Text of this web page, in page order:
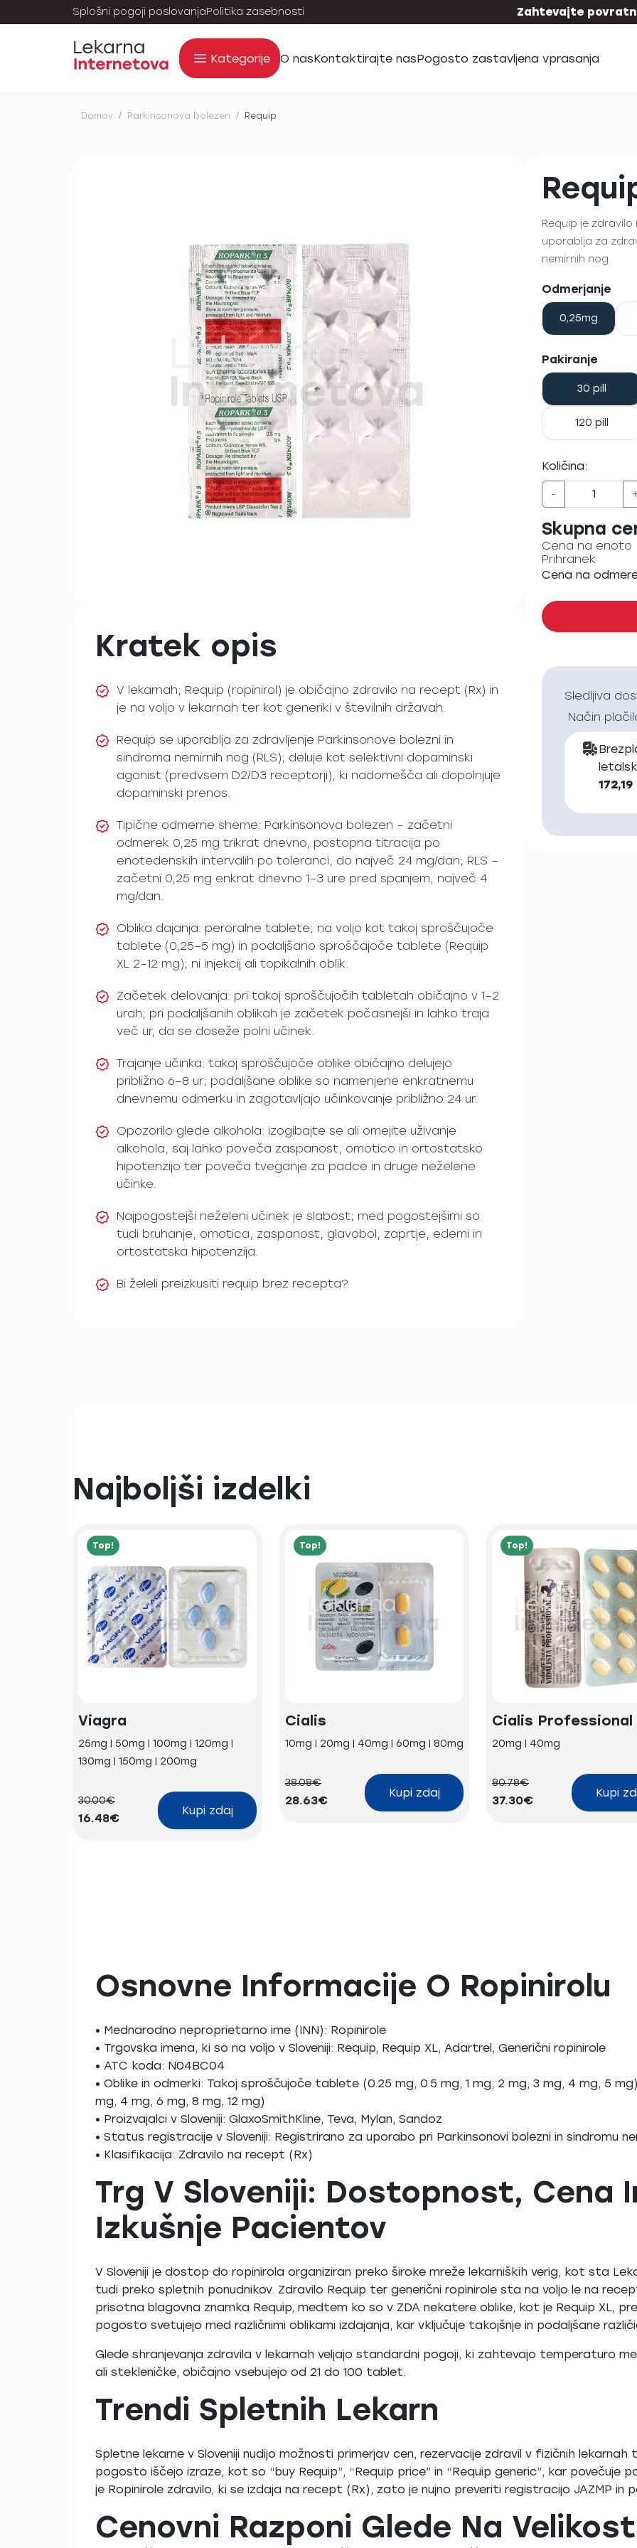
Splošni pogoji poslovanjaPolitika zasebnosti Zahtevajte
Kategorije O nasKontaktirajte nasPogosto zastavljena vprasanja
Domov / Parkinsonova bolezen / Requip
Kratek opis
V lekarnah; Requip (ropinirol) je običajno zdravilo na recept (Rx) in
je na voljo v lekarnah ter kot generiki v številnih državah.
Requip se uporablja za zdravljenje Parkinsonove bolezni in
sindroma nemirnih nog (RLS); deluje kot selektivni dopaminski
agonist (predvsem D2/D3 receptorji), ki nadomešča ali dopolnjuje
dopaminski prenos.
Tipične odmerne sheme: Parkinsonova bolezen – začetni
odmerek 0,25 mg trikrat dnevno, postopna titracija po
enotedenskih intervalih po toleranci, do največ 24 mg/dan; RLS –
začetni 0,25 mg enkrat dnevno 1–3 ure pred spanjem, največ 4
mg/dan.
Oblika dajanja: peroralne tablete; na voljo kot takoj sproščujoče
tablete (0,25–5 mg) in podaljšano sproščajoče tablete (Requip
XL 2–12 mg); ni injekcij ali topikalnih oblik.
Začetek delovanja: pri takoj sproščujočih tabletah običajno v 1–2
urah; pri podaljšanih oblikah je začetek počasnejši in lahko traja
več ur, da se doseže polni učinek.
Trajanje učinka: takoj sproščujoče oblike običajno delujejo
približno 6–8 ur; podaljšane oblike so namenjene enkratnemu
dnevnemu odmerku in zagotavljajo učinkovanje približno 24 ur.
Opozorilo glede alkohola: izogibajte se ali omejite uživanje
alkohola, saj lahko poveča zaspanost, omotico in ortostatsko
hipotenzijo ter poveča tveganje za padce in druge neželene
učinke.
Najpogostejši neželeni učinek je slabost; med pogostejšimi so
tudi bruhanje, omotica, zaspanost, glavobol, zaprtje, edemi in
ortostatska hipotenzija.
Bi želeli preizkusiti requip brez recepta?
Requip je
uporablja za
nemirnih nog.
Odmerjanje
0,25mg
Pakiranje
30 pill
120 pill
Količina:
-
Skupna
Cena na enoto
Prihranek
Cena na
Sledljiva
Način
172,19
Najboljši izdelki
Top!
Viagra
25mg | 50mg | 100mg | 120mg |
130mg | 150mg | 200mg
30.00€
16.48€
Kupi zdaj
Top!
Cialis
10mg | 20mg | 40mg | 60mg | 80mg
38.08€
28.63€
Kupi zdaj
Top!
Cialis Professional
20mg | 40mg
80.78€
37.30€
Kupi
Osnovne Informacije O Ropinirolu
• Mednarodno neproprietarno ime (INN): Ropinirole
• Trgovska imena, ki so na voljo v Sloveniji: Requip, Requip XL, Adartrel, Generični ropinirole
• ATC koda: N04BC04
• Oblike in odmerki: Takoj sproščujoče tablete (0.25 mg, 0.5 mg, 1 mg, 2 mg, 3 mg, 4 mg, 5
mg, 4 mg, 6 mg, 8 mg, 12 mg)
• Proizvajalci v Sloveniji: GlaxoSmithKline, Teva, Mylan, Sandoz
• Status registracije v Sloveniji: Registrirano za uporabo pri Parkinsonovi bolezni in sindromu
• Klasifikacija: Zdravilo na recept (Rx)
Trg V Sloveniji: Dostopnost, Cena
Izkušnje Pacientov
V Sloveniji je dostop do ropinirola organiziran preko široke mreže lekarniških verig, kot sta
tudi preko spletnih ponudnikov. Zdravilo Requip ter generični ropinirole sta na voljo le na
prisotna blagovna znamka Requip, medtem ko so v ZDA nekatere oblike, kot je Requip XL,
pogosto svetujejo med različnimi oblikami izdajanja, kar vključuje takojšnje in podaljšane
Glede shranjevanja zdravila v lekarnah veljajo standardni pogoji, ki zahtevajo temperaturo
ali stekleničke, običajno vsebujejo od 21 do 100 tablet.
Trendi Spletnih Lekarn
Spletne lekarne v Sloveniji nudijo možnosti primerjav cen, rezervacije zdravil v fizičnih
pogosto iščejo izraze, kot so “buy Requip”, “Requip price” in “Requip generic”, kar povečuje
je Ropinirole zdravilo, ki se izdaja na recept (Rx), zato je nujno preveriti registracijo JAZMP in
Cenovni Razponi Glede Na